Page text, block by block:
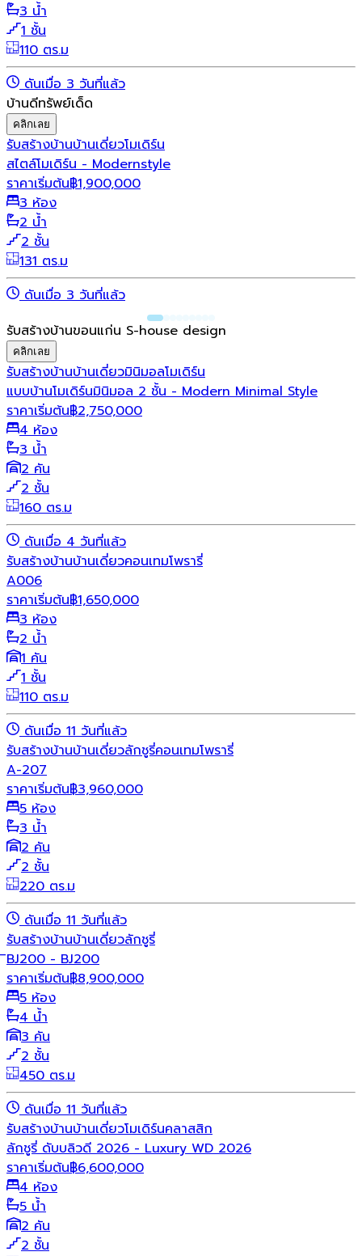
3 น้ำ
1 ชั้น
110 ตร.ม
ดันเมื่อ 3 วันที่แล้ว
บ้านดีทรัพย์เด็ด
คลิกเลย
รับสร้างบ้านบ้านเดี่ยวโมเดิร์น
สไตล์โมเดิร์น - Modernstyle
ราคาเริ่มต้น฿1,900,000
3 ห้อง
2 น้ำ
2 ชั้น
131 ตร.ม
ดันเมื่อ 3 วันที่แล้ว
รับสร้างบ้านขอนแก่น S-house design
คลิกเลย
รับสร้างบ้านบ้านเดี่ยวมินิมอลโมเดิร์น
แบบบ้านโมเดิร์นมินิมอล 2 ชั้น - Modern Minimal Style
ราคาเริ่มต้น฿2,750,000
4 ห้อง
3 น้ำ
2 คัน
2 ชั้น
160 ตร.ม
ดันเมื่อ 4 วันที่แล้ว
รับสร้างบ้านบ้านเดี่ยวคอนเทมโพรารี่
A006
ราคาเริ่มต้น฿1,650,000
3 ห้อง
2 น้ำ
1 คัน
1 ชั้น
110 ตร.ม
ดันเมื่อ 11 วันที่แล้ว
รับสร้างบ้านบ้านเดี่ยวลักชูรี่คอนเทมโพรารี่
A-207
ราคาเริ่มต้น฿3,960,000
5 ห้อง
3 น้ำ
2 คัน
2 ชั้น
220 ตร.ม
ดันเมื่อ 11 วันที่แล้ว
รับสร้างบ้านบ้านเดี่ยวลักชูรี่
ิBJ200 - BJ200
ราคาเริ่มต้น฿8,900,000
5 ห้อง
4 น้ำ
3 คัน
2 ชั้น
450 ตร.ม
ดันเมื่อ 11 วันที่แล้ว
รับสร้างบ้านบ้านเดี่ยวโมเดิร์นคลาสสิก
ลักชูรี่ ดับบลิวดี 2026 - Luxury WD 2026
ราคาเริ่มต้น฿6,600,000
4 ห้อง
5 น้ำ
2 คัน
2 ชั้น